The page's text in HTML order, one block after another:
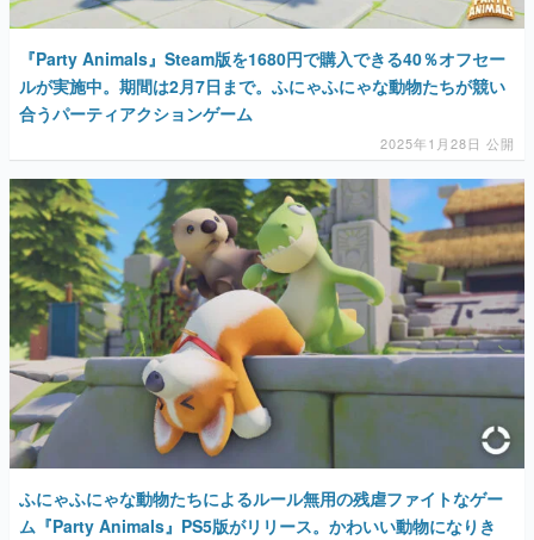
『Party Animals』Steam版を1680円で購入できる40％オフセー
ルが実施中。期間は2月7日まで。ふにゃふにゃな動物たちが競い
合うパーティアクションゲーム
2025年1月28日 公開
ふにゃふにゃな動物たちによるルール無用の残虐ファイトなゲー
ム『Party Animals』PS5版がリリース。かわいい動物になりき